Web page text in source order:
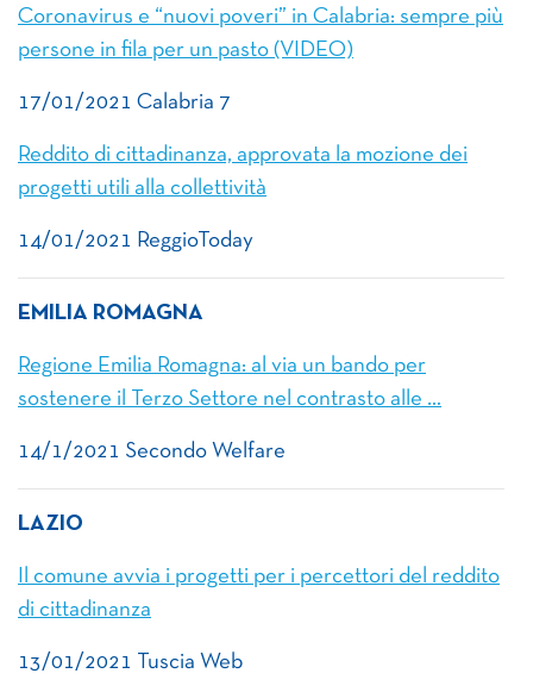
Coronavirus e “nuovi poveri” in Calabria: sempre più
persone in fila per un pasto (VIDEO)
17/01/2021 Calabria 7
Reddito di cittadinanza, approvata la mozione dei
progetti utili alla collettività
14/01/2021 ReggioToday
EMILIA ROMAGNA
Regione Emilia Romagna: al via un bando per
sostenere il Terzo Settore nel contrasto alle …
14/1/2021 Secondo Welfare
LAZIO
Il comune avvia i progetti per i percettori del reddito
di cittadinanza
13/01/2021 Tuscia Web